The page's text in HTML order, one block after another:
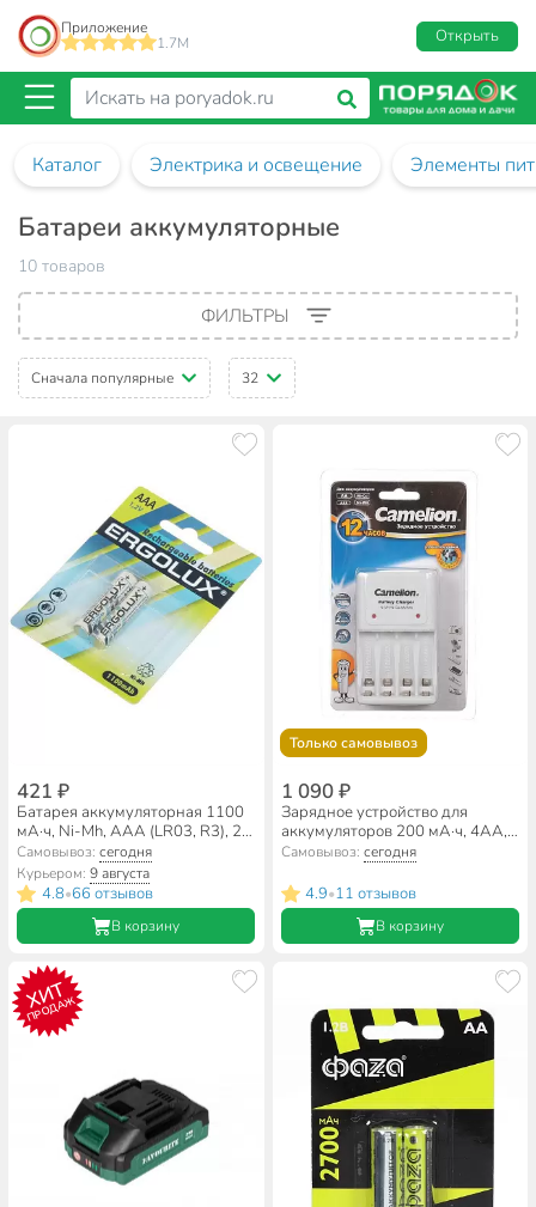
Приложение
1.7M
Открыть
Каталог Электрика и освещение Элементы
Батареи аккумуляторные
10 товаров
ФИЛЬТРЫ
Сначала популярные 32
421 ₽
Батарея аккумуляторная 1100
мА·ч, Ni-Mh, ААА (LR03, R3), 2
шт, в блистере, Ergolux, 12446
Самовывоз:сегодня
Курьером:9 августа
4.8•66 отзывов
В корзину
Только самовывоз
1 090 ₽
Зарядное устройство для
аккумуляторов 200 мА·ч, 4АА,
ААА, индикатор, Camelion, BC-
Самовывоз: сегодня
4.9•11 отзывов
В корзину
ХИТ
ПРОДАЖ